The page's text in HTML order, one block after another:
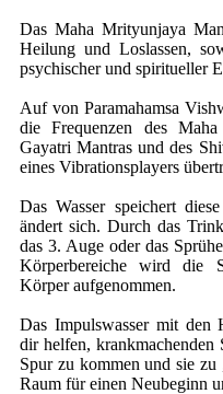
Das Maha Mrityunjaya
Heilung und Loslassen,
psychischer und spiritueller
Auf von Paramahamsa
die Frequenzen des
Gayatri Mantras und des
eines Vibrationsplayers
Das Wasser speichert
ändert sich. Durch das
das 3. Auge oder das
Körperbereiche wird die
Körper aufgenommen.
Das Impulswasser mit den
dir helfen,
Spur zu kommen und sie zu
Raum für einen Neubeginn